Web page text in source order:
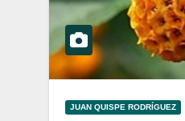
JUAN QUISPE RODRÍGUEZ